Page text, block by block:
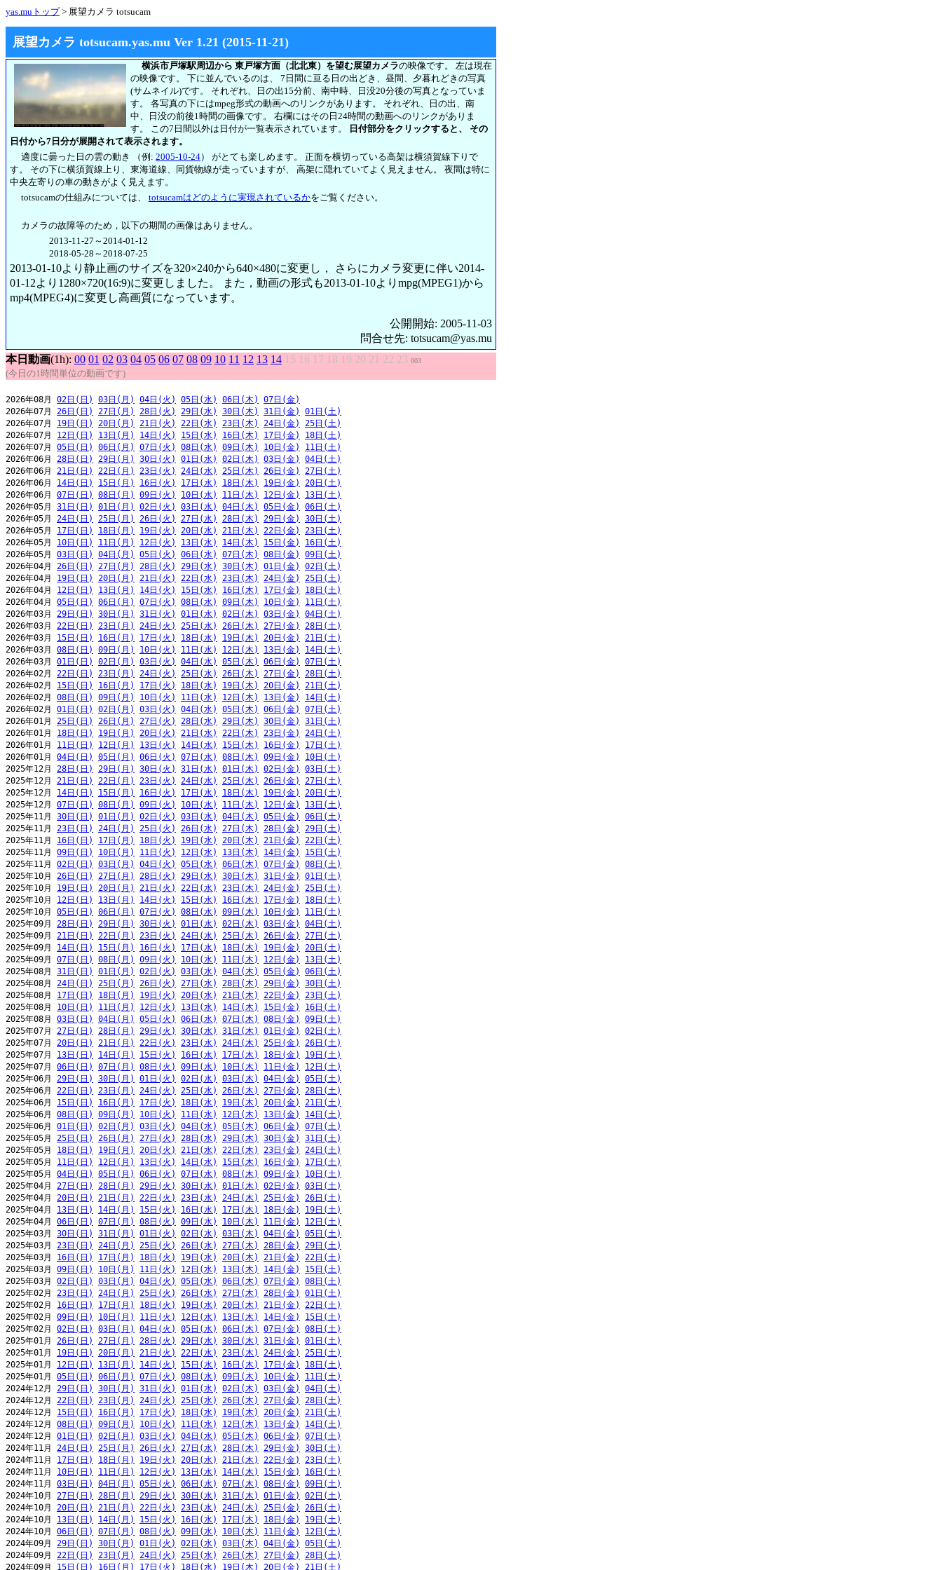
yas.muトップ> 展望カメラ totsucam
展望カメラ totsucam.yas.mu Ver 1.21 (2015-11-21)
横浜市戸塚駅周辺から 東戸塚方面（北北東）を望む展望カメラの映像です。 左は現在
の映像です。 下に並んでいるのは、 7日間に亘る日の出どき、昼間、夕暮れどきの写真
(サムネイル)です。 それぞれ、日の出15分前、南中時、日没20分後の写真となっていま
す。 各写真の下にはmpeg形式の動画へのリンクがあります。 それぞれ、日の出、南
中、日没の前後1時間の画像です。 右欄にはその日24時間の動画へのリンクがありま
す。 この7日間以外は日付が一覧表示されています。
日付部分をクリックすると、 その
日付から7日分が展開されて表示されます。
適度に曇った日の雲の動き （例: 2005-10-24） がとても楽しめます。 正面を横切っている高架は横須賀線下りで
す。 その下に横須賀線上り、東海道線、同貨物線が走っていますが、 高架に隠れていてよく見えません。 夜間は特に
中央左寄りの車の動きがよく見えます。
totsucamの仕組みについては、 totsucamはどのように実現されているかをご覧ください。
カメラの故障等のため，以下の期間の画像はありません。
2013-11-27～2014-01-12
2018-05-28～2018-07-25
2013-01-10より静止画のサイズを320×240から640×480に変更し， さらにカメラ変更に伴い2014-
01-12より1280×720(16:9)に変更しました。 また，動画の形式も2013-01-10よりmpg(MPEG1)から
mp4(MPEG4)に変更し高画質になっています。
公開開始: 2005-11-03
問合せ先: totsucam@yas.mu
本日動画(1h): 00 01 02 03 04 05 06 07 08 09 10 11 12 13 14 15 16 17 18 19 20 21 22 23 003
(今日の1時間単位の動画です)
2026年08月 02日(日) 03日(月) 04日(火) 05日(水) 06日(木)
07日(金)
2026年07月 26日(日) 27日(月) 28日(火) 29日(水) 30日(木) 31日(金)
01日(土)
2026年07月 19日(日) 20日(月) 21日(火) 22日(水) 23日(木) 24日(金)
25日(土)
2026年07月 12日(日) 13日(月) 14日(火) 15日(水) 16日(木) 17日(金)
18日(土)
2026年07月 05日(日) 06日(月) 07日(火) 08日(水) 09日(木) 10日(金)
11日(土)
2026年06月 28日(日) 29日(月) 30日(火) 01日(水) 02日(木) 03日(金)
04日(土)
2026年06月 21日(日) 22日(月) 23日(火) 24日(水) 25日(木) 26日(金)
27日(土)
2026年06月 14日(日) 15日(月) 16日(火) 17日(水) 18日(木) 19日(金)
20日(土)
2026年06月 07日(日) 08日(月) 09日(火) 10日(水) 11日(木) 12日(金)
13日(土)
2026年05月 31日(日) 01日(月) 02日(火) 03日(水) 04日(木) 05日(金)
06日(土)
2026年05月 24日(日) 25日(月) 26日(火) 27日(水) 28日(木) 29日(金)
30日(土)
2026年05月 17日(日) 18日(月) 19日(火) 20日(水) 21日(木) 22日(金)
23日(土)
2026年05月 10日(日) 11日(月) 12日(火) 13日(水) 14日(木) 15日(金)
16日(土)
2026年05月 03日(日) 04日(月) 05日(火) 06日(水) 07日(木) 08日(金)
09日(土)
2026年04月 26日(日) 27日(月) 28日(火) 29日(水) 30日(木) 01日(金)
02日(土)
2026年04月 19日(日) 20日(月) 21日(火) 22日(水) 23日(木) 24日(金)
25日(土)
2026年04月 12日(日) 13日(月) 14日(火) 15日(水) 16日(木) 17日(金)
18日(土)
2026年04月 05日(日) 06日(月) 07日(火) 08日(水) 09日(木) 10日(金)
11日(土)
2026年03月 29日(日) 30日(月) 31日(火) 01日(水) 02日(木) 03日(金)
04日(土)
2026年03月 22日(日) 23日(月) 24日(火) 25日(水) 26日(木) 27日(金)
28日(土)
2026年03月 15日(日) 16日(月) 17日(火) 18日(水) 19日(木) 20日(金)
21日(土)
2026年03月 08日(日) 09日(月) 10日(火) 11日(水) 12日(木) 13日(金)
14日(土)
2026年03月 01日(日) 02日(月) 03日(火) 04日(水) 05日(木) 06日(金)
07日(土)
2026年02月 22日(日) 23日(月) 24日(火) 25日(水) 26日(木) 27日(金)
28日(土)
2026年02月 15日(日) 16日(月) 17日(火) 18日(水) 19日(木) 20日(金)
21日(土)
2026年02月 08日(日) 09日(月) 10日(火) 11日(水) 12日(木) 13日(金)
14日(土)
2026年02月 01日(日) 02日(月) 03日(火) 04日(水) 05日(木) 06日(金)
07日(土)
2026年01月 25日(日) 26日(月) 27日(火) 28日(水) 29日(木) 30日(金)
31日(土)
2026年01月 18日(日) 19日(月) 20日(火) 21日(水) 22日(木) 23日(金)
24日(土)
2026年01月 11日(日) 12日(月) 13日(火) 14日(水) 15日(木) 16日(金)
17日(土)
2026年01月 04日(日) 05日(月) 06日(火) 07日(水) 08日(木) 09日(金)
10日(土)
2025年12月 28日(日) 29日(月) 30日(火) 31日(水) 01日(木) 02日(金)
03日(土)
2025年12月 21日(日) 22日(月) 23日(火) 24日(水) 25日(木) 26日(金)
27日(土)
2025年12月 14日(日) 15日(月) 16日(火) 17日(水) 18日(木) 19日(金)
20日(土)
2025年12月 07日(日) 08日(月) 09日(火) 10日(水) 11日(木) 12日(金)
13日(土)
2025年11月 30日(日) 01日(月) 02日(火) 03日(水) 04日(木) 05日(金)
06日(土)
2025年11月 23日(日) 24日(月) 25日(火) 26日(水) 27日(木) 28日(金)
29日(土)
2025年11月 16日(日) 17日(月) 18日(火) 19日(水) 20日(木) 21日(金)
22日(土)
2025年11月 09日(日) 10日(月) 11日(火) 12日(水) 13日(木) 14日(金)
15日(土)
2025年11月 02日(日) 03日(月) 04日(火) 05日(水) 06日(木) 07日(金)
08日(土)
2025年10月 26日(日) 27日(月) 28日(火) 29日(水) 30日(木) 31日(金)
01日(土)
2025年10月 19日(日) 20日(月) 21日(火) 22日(水) 23日(木) 24日(金)
25日(土)
2025年10月 12日(日) 13日(月) 14日(火) 15日(水) 16日(木) 17日(金)
18日(土)
2025年10月 05日(日) 06日(月) 07日(火) 08日(水) 09日(木) 10日(金)
11日(土)
2025年09月 28日(日) 29日(月) 30日(火) 01日(水) 02日(木) 03日(金)
04日(土)
2025年09月 21日(日) 22日(月) 23日(火) 24日(水) 25日(木) 26日(金)
27日(土)
2025年09月 14日(日) 15日(月) 16日(火) 17日(水) 18日(木) 19日(金)
20日(土)
2025年09月 07日(日) 08日(月) 09日(火) 10日(水) 11日(木) 12日(金)
13日(土)
2025年08月 31日(日) 01日(月) 02日(火) 03日(水) 04日(木) 05日(金)
06日(土)
2025年08月 24日(日) 25日(月) 26日(火) 27日(水) 28日(木) 29日(金)
30日(土)
2025年08月 17日(日) 18日(月) 19日(火) 20日(水) 21日(木) 22日(金)
23日(土)
2025年08月 10日(日) 11日(月) 12日(火) 13日(水) 14日(木) 15日(金)
16日(土)
2025年08月 03日(日) 04日(月) 05日(火) 06日(水) 07日(木) 08日(金)
09日(土)
2025年07月 27日(日) 28日(月) 29日(火) 30日(水) 31日(木) 01日(金)
02日(土)
2025年07月 20日(日) 21日(月) 22日(火) 23日(水) 24日(木) 25日(金)
26日(土)
2025年07月 13日(日) 14日(月) 15日(火) 16日(水) 17日(木) 18日(金)
19日(土)
2025年07月 06日(日) 07日(月) 08日(火) 09日(水) 10日(木) 11日(金)
12日(土)
2025年06月 29日(日) 30日(月) 01日(火) 02日(水) 03日(木) 04日(金)
05日(土)
2025年06月 22日(日) 23日(月) 24日(火) 25日(水) 26日(木) 27日(金)
28日(土)
2025年06月 15日(日) 16日(月) 17日(火) 18日(水) 19日(木) 20日(金)
21日(土)
2025年06月 08日(日) 09日(月) 10日(火) 11日(水) 12日(木) 13日(金)
14日(土)
2025年06月 01日(日) 02日(月) 03日(火) 04日(水) 05日(木) 06日(金)
07日(土)
2025年05月 25日(日) 26日(月) 27日(火) 28日(水) 29日(木) 30日(金)
31日(土)
2025年05月 18日(日) 19日(月) 20日(火) 21日(水) 22日(木) 23日(金)
24日(土)
2025年05月 11日(日) 12日(月) 13日(火) 14日(水) 15日(木) 16日(金)
17日(土)
2025年05月 04日(日) 05日(月) 06日(火) 07日(水) 08日(木) 09日(金)
10日(土)
2025年04月 27日(日) 28日(月) 29日(火) 30日(水) 01日(木) 02日(金)
03日(土)
2025年04月 20日(日) 21日(月) 22日(火) 23日(水) 24日(木) 25日(金)
26日(土)
2025年04月 13日(日) 14日(月) 15日(火) 16日(水) 17日(木) 18日(金)
19日(土)
2025年04月 06日(日) 07日(月) 08日(火) 09日(水) 10日(木) 11日(金)
12日(土)
2025年03月 30日(日) 31日(月) 01日(火) 02日(水) 03日(木) 04日(金)
05日(土)
2025年03月 23日(日) 24日(月) 25日(火) 26日(水) 27日(木) 28日(金)
29日(土)
2025年03月 16日(日) 17日(月) 18日(火) 19日(水) 20日(木) 21日(金)
22日(土)
2025年03月 09日(日) 10日(月) 11日(火) 12日(水) 13日(木) 14日(金)
15日(土)
2025年03月 02日(日) 03日(月) 04日(火) 05日(水) 06日(木) 07日(金)
08日(土)
2025年02月 23日(日) 24日(月) 25日(火) 26日(水) 27日(木) 28日(金)
01日(土)
2025年02月 16日(日) 17日(月) 18日(火) 19日(水) 20日(木) 21日(金)
22日(土)
2025年02月 09日(日) 10日(月) 11日(火) 12日(水) 13日(木) 14日(金)
15日(土)
2025年02月 02日(日) 03日(月) 04日(火) 05日(水) 06日(木) 07日(金)
08日(土)
2025年01月 26日(日) 27日(月) 28日(火) 29日(水) 30日(木) 31日(金)
01日(土)
2025年01月 19日(日) 20日(月) 21日(火) 22日(水) 23日(木) 24日(金)
25日(土)
2025年01月 12日(日) 13日(月) 14日(火) 15日(水) 16日(木) 17日(金)
18日(土)
2025年01月 05日(日) 06日(月) 07日(火) 08日(水) 09日(木) 10日(金)
11日(土)
2024年12月 29日(日) 30日(月) 31日(火) 01日(水) 02日(木) 03日(金)
04日(土)
2024年12月 22日(日) 23日(月) 24日(火) 25日(水) 26日(木) 27日(金)
28日(土)
2024年12月 15日(日) 16日(月) 17日(火) 18日(水) 19日(木) 20日(金)
21日(土)
2024年12月 08日(日) 09日(月) 10日(火) 11日(水) 12日(木) 13日(金)
14日(土)
2024年12月 01日(日) 02日(月) 03日(火) 04日(水) 05日(木) 06日(金)
07日(土)
2024年11月 24日(日) 25日(月) 26日(火) 27日(水) 28日(木) 29日(金)
30日(土)
2024年11月 17日(日) 18日(月) 19日(火) 20日(水) 21日(木) 22日(金)
23日(土)
2024年11月 10日(日) 11日(月) 12日(火) 13日(水) 14日(木) 15日(金)
16日(土)
2024年11月 03日(日) 04日(月) 05日(火) 06日(水) 07日(木) 08日(金)
09日(土)
2024年10月 27日(日) 28日(月) 29日(火) 30日(水) 31日(木) 01日(金)
02日(土)
2024年10月 20日(日) 21日(月) 22日(火) 23日(水) 24日(木) 25日(金)
26日(土)
2024年10月 13日(日) 14日(月) 15日(火) 16日(水) 17日(木) 18日(金)
19日(土)
2024年10月 06日(日) 07日(月) 08日(火) 09日(水) 10日(木) 11日(金)
12日(土)
2024年09月 29日(日) 30日(月) 01日(火) 02日(水) 03日(木) 04日(金)
05日(土)
2024年09月 22日(日) 23日(月) 24日(火) 25日(水) 26日(木) 27日(金)
28日(土)
2024年09月 15日(日) 16日(月) 17日(火) 18日(水) 19日(木) 20日(金)
21日(土)